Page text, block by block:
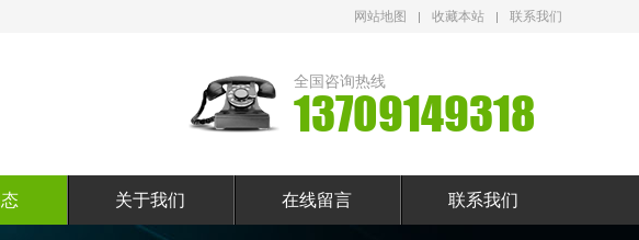
网站地图 收藏本站 联系我们
全国咨询热线
13709149318
关于我们 在线留言 联系我们